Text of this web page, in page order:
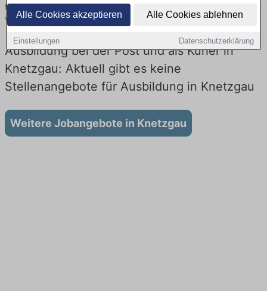
Alle Cookies akzeptieren Alle Cookies ablehnen
Einstellungen Datenschutzerklärung
finden Sie von namhaften Firmen. Entdecken Sie freie Optionen
von Top-Arbeitgebern und bewerben Sie sich noch heute.
Ausbildung bei der Post und als Kurier in
Knetzgau: Aktuell gibt es keine
Stellenangebote für Ausbildung in Knetzgau
Weitere Jobangebote in Knetzgau